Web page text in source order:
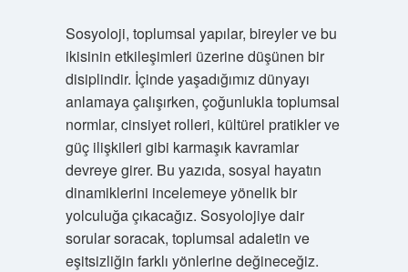
Sosyoloji, toplumsal yapılar, bireyler ve bu
ikisinin etkileşimleri üzerine düşünen bir
disiplindir. İçinde yaşadığımız dünyayı
anlamaya çalışırken, çoğunlukla toplumsal
normlar, cinsiyet rolleri, kültürel pratikler ve
güç ilişkileri gibi karmaşık kavramlar
devreye girer. Bu yazıda, sosyal hayatın
dinamiklerini incelemeye yönelik bir
yolculuğa çıkacağız. Sosyolojiye dair
sorular soracak, toplumsal adaletin ve
eşitsizliğin farklı yönlerine değineceğiz.